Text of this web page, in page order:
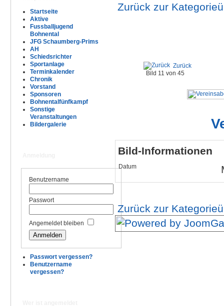
Startseite
Aktive
Fussballjugend
Bohnental
JFG Schaumberg-Prims
AH
Schiedsrichter
Sportanlage
Terminkalender
Chronik
Vorstand
Sponsoren
Bohnentalfünfkampf
Sonstige
Veranstaltungen
Bildergalerie
Benutzername
Passwort
Angemeldet bleiben
Passwort vergessen?
Benutzername
vergessen?
Zurück zur
Zurück
Bild 11 von 45
Bild-Informationen
Datum
Zurück zur